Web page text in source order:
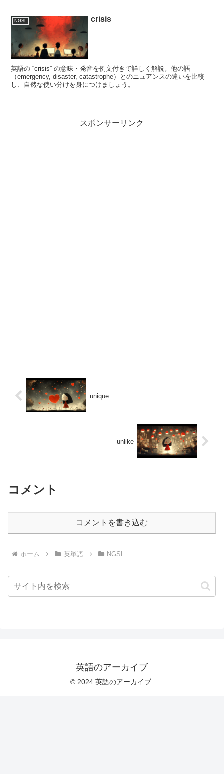
NGSL crisis
英語の “crisis” の意味・発音を例文付きで詳しく解説。他の語
（emergency, disaster, catastrophe）とのニュアンスの違いを比較
し、自然な使い分けを身につけましょう。
スポンサーリンク
unique
unlike
コメント
コメントを書き込む
ホーム 英単語 NGSL
英語のアーカイブ
© 2024 英語のアーカイブ.